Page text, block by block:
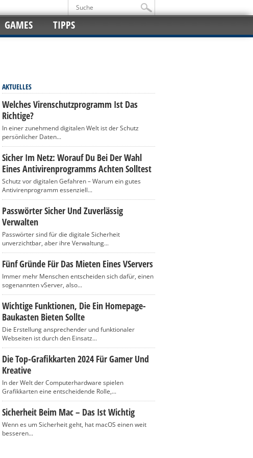
GAMES TIPPS
AKTUELLES
Welches Virenschutzprogramm Ist Das
Richtige?
In einer zunehmend digitalen Welt ist der Schutz
persönlicher Daten...
Sicher Im Netz: Worauf Du Bei Der Wahl
Eines Antivirenprogramms Achten Solltest
Schutz vor digitalen Gefahren – Warum ein gutes
Antivirenprogramm essenziell...
Passwörter Sicher Und Zuverlässig
Verwalten
Passwörter sind für die digitale Sicherheit
unverzichtbar, aber ihre Verwaltung...
Fünf Gründe Für Das Mieten Eines VServers
Immer mehr Menschen entscheiden sich dafür, einen
sogenannten vServer, also...
Wichtige Funktionen, Die Ein Homepage-
Baukasten Bieten Sollte
Die Erstellung ansprechender und funktionaler
Webseiten ist durch den Einsatz...
Die Top-Grafikkarten 2024 Für Gamer Und
Kreative
In der Welt der Computerhardware spielen
Grafikkarten eine entscheidende Rolle,...
Sicherheit Beim Mac – Das Ist Wichtig
Wenn es um Sicherheit geht, hat macOS einen weit
besseren...